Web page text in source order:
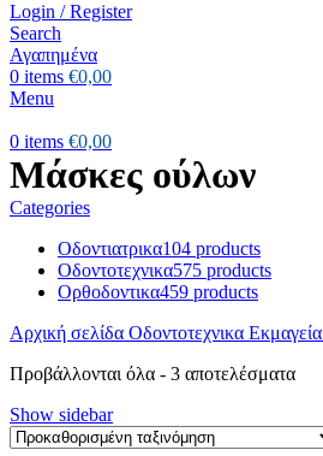
Login / Register
Search
Αγαπημένα
0 items €0,00
Menu
0 items €0,00
Μάσκες ούλων
Categories
Οδοντιατρικα104 products
Οδοντοτεχνικα575 products
Ορθοδοντικα459 products
Αρχική σελίδα Οδοντοτεχνικα Εκμαγεία
Προβάλλονται όλα - 3 αποτελέσματα
Show sidebar